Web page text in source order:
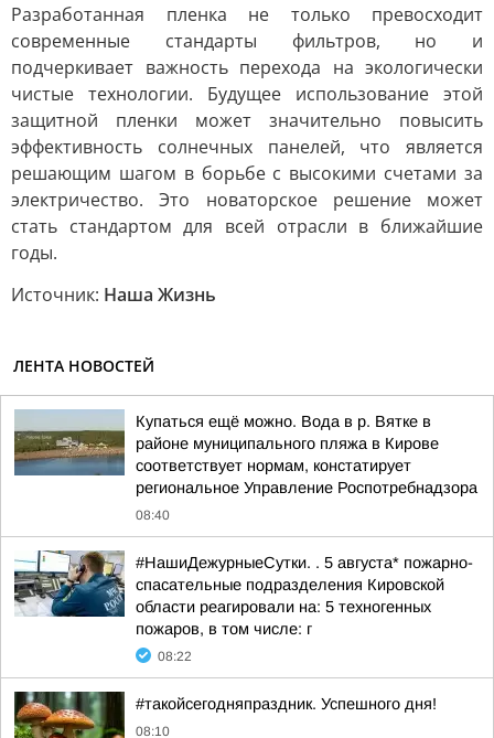
Разработанная пленка не только превосходит
современные стандарты фильтров, но и
подчеркивает важность перехода на экологически
чистые технологии. Будущее использование этой
защитной пленки может значительно повысить
эффективность солнечных панелей, что является
решающим шагом в борьбе с высокими счетами за
электричество. Это новаторское решение может
стать стандартом для всей отрасли в ближайшие
годы.
Источник: Наша Жизнь
ЛЕНТА НОВОСТЕЙ
Купаться ещё можно. Вода в р. Вятке в
районе муниципального пляжа в Кирове
соответствует нормам, констатирует
региональное Управление Роспотребнадзора
08:40
#НашиДежурныеСутки. . 5 августа* пожарно-
спасательные подразделения Кировской
области реагировали на: 5 техногенных
пожаров, в том числе: г
08:22
#такойсегодняпраздник. Успешного дня!
08:10